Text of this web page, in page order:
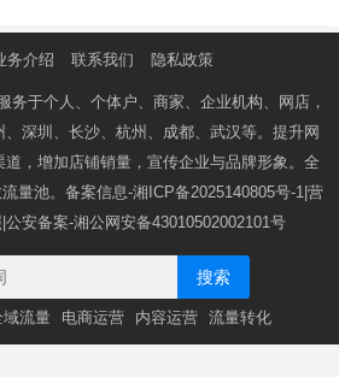
务介绍 联系我们 隐私政策
务于个人、个体户、商家、企业机构、网店，
深圳、长沙、杭州、成都、武汉等。提升网
，增加店铺销量，宣传企业与品牌形象。全
量池。备案信息-湘ICP备2025140805号-1 |营
|公安备案-湘公网安备43010502002101号
搜索
域流量 电商运营 内容运营 流量转化